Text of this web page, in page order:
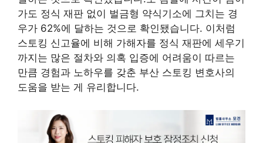
가도 정식 재판 없이 벌금형 약식기소에 그치는 경
우가 62%에 달하는 것으로 확인됐습니다. 이처럼
스토킹 신고율에 비해 가해자를 정식 재판에 세우기
까지는 많은 절차와 의혹 입증에 어려움이 따르는
만큼 경험과 노하우를 갖춘 부산 스토킹 변호사의
도움을 받는 게 유리합니다.